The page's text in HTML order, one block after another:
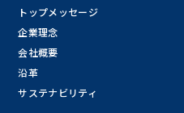
トップメッセージ
企業理念
会社概要
沿革
サステナビリティ